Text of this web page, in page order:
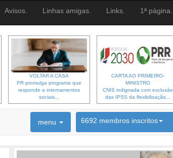
Avisos. Linhas amigas. Links. 1ª página.
VOLTAR A CASA
PR promulga programa que
responde a internamentos
sociais...
CARTA AO PRIMEIRO-
MINISTRO
CNIS indignada com exclusão
das IPSS da flexibilização...
menu 6692 membros inscritos